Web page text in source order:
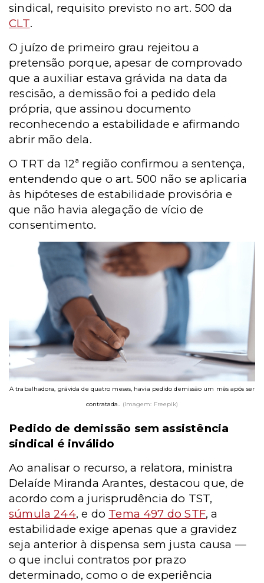
sindical, requisito previsto no art. 500 da
CLT.
O juízo de primeiro grau rejeitou a
pretensão porque, apesar de comprovado
que a auxiliar estava grávida na data da
rescisão, a demissão foi a pedido dela
própria, que assinou documento
reconhecendo a estabilidade e afirmando
abrir mão dela.
O TRT da 12ª região confirmou a sentença,
entendendo que o art. 500 não se aplicaria
às hipóteses de estabilidade provisória e
que não havia alegação de vício de
consentimento.
A trabalhadora, grávida de quatro meses, havia pedido demissão um mês após ser
contratada. (Imagem: Freepik)
Pedido de demissão sem assistência
sindical é inválido
Ao analisar o recurso, a relatora, ministra
Delaíde Miranda Arantes, destacou que, de
acordo com a jurisprudência do TST,
súmula 244, e do Tema 497 do STF, a
estabilidade exige apenas que a gravidez
seja anterior à dispensa sem justa causa —
o que inclui contratos por prazo
determinado, como o de experiência